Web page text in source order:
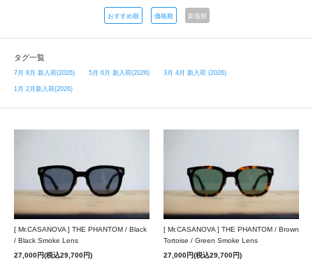
おすすめ順 価格順 新着順
タグ一覧
7月 8月 新入荷(2026) 5月 6月 新入荷(2026) 3月 4月 新入荷 (2026)
1月 2月新入荷(2026)
[ Mr.CASANOVA ] THE PHANTOM / Black
/ Black Smoke Lens
27,000円(税込29,700円)
[ Mr.CASANOVA ] THE PHANTOM / Brown
Tortoise / Green Smoke Lens
27,000円(税込29,700円)